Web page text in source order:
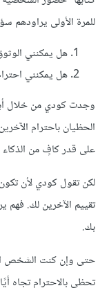
للمرة الأولى يراودهم
هل يمكنني
هل يمكنني
وجدت كودي من خلال
الحظيان باحترام
على قدر كافٍ من الذكاء
لكن تقول كودي لأن
تقييم الآخرين لك. فهم
بك.
حتى وإن كنت الشخص
تحظى بالاحترام تجاه